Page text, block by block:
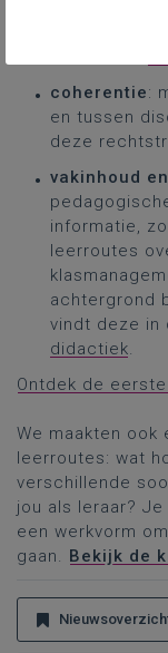
coherentie:
en tussen
deze
vakinhoud
informatie,
leerroutes
achtergrond
vindt deze in
didactiek.
Ontdek de
We maakten ook
leerroutes: wat
verschillende
jou als leraar?
een werkvorm
gaan. Bekijk de